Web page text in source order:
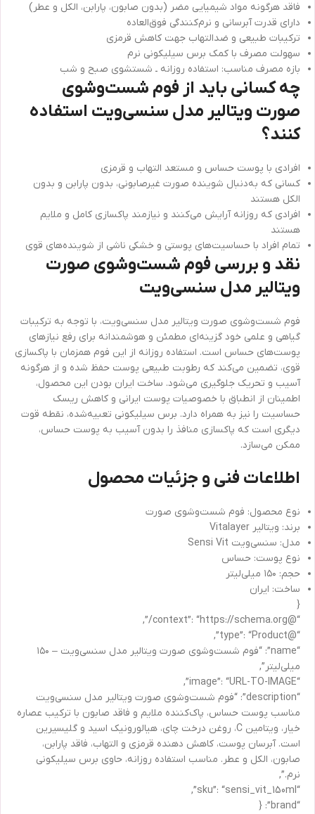
فاقد هرگونه مواد شیمیایی مضر (بدون صابون، پارابن، الکل و عطر)
دارای قدرت آبرسانی و نرم‌کنندگی فوق‌العاده
ترکیبات طبیعی و ضدالتهاب جهت کاهش قرمزی
سهولت مصرف با کمک برس سیلیکونی نرم
بازه مصرف مناسب: استفاده روزانه ـ شستشوی صبح و شب
چه کسانی باید از فوم شست‌وشوی
صورت ویتالیر مدل سنسی‌ویت استفاده
کنند؟
افرادی با پوست حساس و مستعد التهاب و قرمزی
کسانی که به‌دنبال شوینده صورت غیرصابونی، بدون پارابن و بدون
الکل هستند
افرادی که روزانه آرایش می‌کنند و نیازمند پاکسازی کامل و ملایم
هستند
تمام افراد با حساسیت‌های پوستی و خشکی ناشی از شوینده‌های قوی
نقد و بررسی فوم شست‌وشوی صورت
ویتالیر مدل سنسی‌ویت
فوم شست‌وشوی صورت ویتالیر مدل سنسی‌ویت، با توجه به ترکیبات
گیاهی و علمی خود گزینه‌ای مطمئن و هوشمندانه برای رفع نیازهای
پوست‌های حساس است. استفاده روزانه از این فوم همزمان با پاکسازی
قوی، تضمین می‌کند که رطوبت طبیعی پوست حفظ شده و از هرگونه
آسیب و تحریک جلوگیری می‌شود. ساخت ایران بودن این محصول،
اطمینان از انطباق با خصوصیات پوست ایرانی و کاهش ریسک
حساسیت را نیز به همراه دارد. برس سیلیکونی تعبیه‌شده، نقطه قوت
دیگری است که پاکسازی منافذ را بدون آسیب به پوست حساس،
ممکن می‌سازد.
اطلاعات فنی و جزئیات محصول
نوع محصول: فوم شست‌وشوی صورت
برند: ویتالیر Vitalayer
مدل: سنسی‌ویت Sensi Vit
نوع پوست: حساس
حجم: ۱۵۰ میلی‌لیتر
ساخت: ایران
{
“@context”: “https://schema.org/”,
“@type”: “Product”,
“name”: “فوم شست‌وشوی صورت ویتالیر مدل سنسی‌ویت – ۱۵۰
میلی‌لیتر”,
“image”: “URL-TO-IMAGE”,
“description”: “فوم شست‌وشوی صورت ویتالیر مدل سنسی‌ویت
مناسب پوست حساس، پاک‌کننده ملایم و فاقد صابون با ترکیب عصاره
خیار، ویتامین C، روغن درخت چای، هیالورونیک اسید و گلیسیرین
است. آبرسان پوست، کاهش دهنده قرمزی و التهاب، فاقد پارابن،
صابون، الکل و عطر. مناسب استفاده روزانه، حاوی برس سیلیکونی
نرم.”,
“sku”: “sensi_vit_150ml”,
“brand”: {